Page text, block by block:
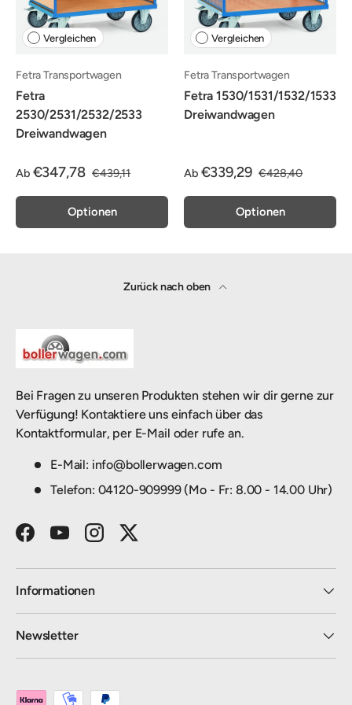
Vergleichen
Fetra Transportwagen
Fetra
2530/2531/2532/2533
Dreiwandwagen
Ab €347,78 €439,11
Optionen
Vergleichen
Fetra Transportwagen
Fetra 1530/1531/1532/1533
Dreiwandwagen
Ab €339,29 €428,40
Optionen
Zurück nach oben
Bei Fragen zu unseren Produkten stehen wir dir gerne zur
Verfügung! Kontaktiere uns einfach über das
Kontaktformular, per E-Mail oder rufe an.
E-Mail: info@bollerwagen.com
Telefon: 04120-909999 (Mo - Fr: 8.00 - 14.00 Uhr)
FacebookYouTubeInstagramTwitter
Informationen
Newsletter
Zahlungsmethoden